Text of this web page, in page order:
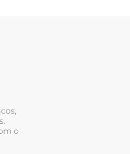
o